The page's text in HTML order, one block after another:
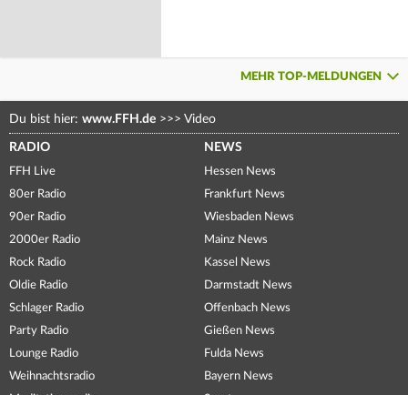
MEHR TOP-MELDUNGEN
Du bist hier: www.FFH.de >>> Video
RADIO
FFH Live
80er Radio
90er Radio
2000er Radio
Rock Radio
Oldie Radio
Schlager Radio
Party Radio
Lounge Radio
Weihnachtsradio
NEWS
Hessen News
Frankfurt News
Wiesbaden News
Mainz News
Kassel News
Darmstadt News
Offenbach News
Gießen News
Fulda News
Bayern News